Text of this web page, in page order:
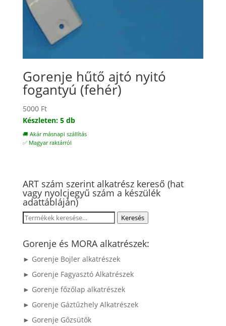
Gorenje hűtő ajtó nyitó
fogantyú (fehér)
5000 Ft
Készleten: 5 db
🚚 Akár másnapi szállítás
✅ Magyar raktárról
ART szám szerint alkatrész kereső (hat
vagy nyolcjegyű szám a készülék
adattábláján)
Keresés
következőre:
Keresés
Gorenje és MORA alkatrészek:
► Gorenje Bojler alkatrészek
► Gorenje Fagyasztó Alkatrészek
► Gorenje főzőlap alkatrészek
► Gorenje Gáztűzhely Alkatrészek
► Gorenje Gőzsütők